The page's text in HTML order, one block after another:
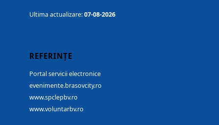
Ultima actualizare:07-08-2026
REFERINȚE
Portal servicii electronice
evenimente.brasovcity.ro
www.spclepbv.ro
www.voluntarbv.ro